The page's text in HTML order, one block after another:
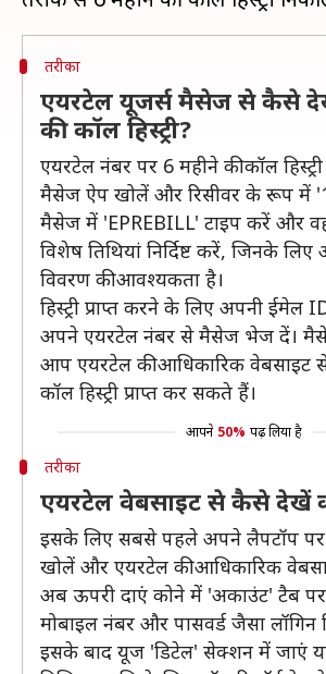
तरीका
एयरटेल यूजर्स मैसेज से कैसे
की कॉल हिस्ट्री?
एयरटेल नंबर पर 6 महीने की कॉल
मैसेज ऐप खोलें और रिसीवर के रूप में
मैसेज में 'EPREBILL' टाइप करें और
विशेष तिथियां निर्दिष्ट करें, जिनके
विवरण की आवश्यकता है।
हिस्ट्री प्राप्त करने के लिए अपनी ईमेल
अपने एयरटेल नंबर से मैसेज भेज दें।
आप एयरटेल की आधिकारिक वेबसाइट
कॉल हिस्ट्री प्राप्त कर सकते हैं।
आपने 50% पढ़ लिया है
तरीका
एयरटेल वेबसाइट से कैसे देखें
इसके लिए सबसे पहले अपने लैपटॉप पर
खोलें और एयरटेल की आधिकारिक
अब ऊपरी दाएं कोने में 'अकाउंट' टैब
मोबाइल नंबर और पासवर्ड जैसा लॉगिन
इसके बाद यूज 'डिटेल' सेक्शन में जाएं